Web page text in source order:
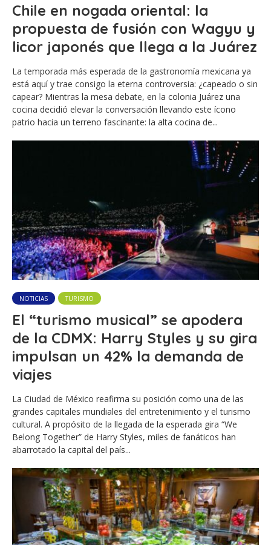
Chile en nogada oriental: la
propuesta de fusión con Wagyu y
licor japonés que llega a la Juárez
La temporada más esperada de la gastronomía mexicana ya
está aquí y trae consigo la eterna controversia: ¿capeado o sin
capear? Mientras la mesa debate, en la colonia Juárez una
cocina decidió elevar la conversación llevando este ícono
patrio hacia un terreno fascinante: la alta cocina de...
NOTICIAS TURISMO
El “turismo musical” se apodera
de la CDMX: Harry Styles y su gira
impulsan un 42% la demanda de
viajes
La Ciudad de México reafirma su posición como una de las
grandes capitales mundiales del entretenimiento y el turismo
cultural. A propósito de la llegada de la esperada gira “We
Belong Together” de Harry Styles, miles de fanáticos han
abarrotado la capital del país...